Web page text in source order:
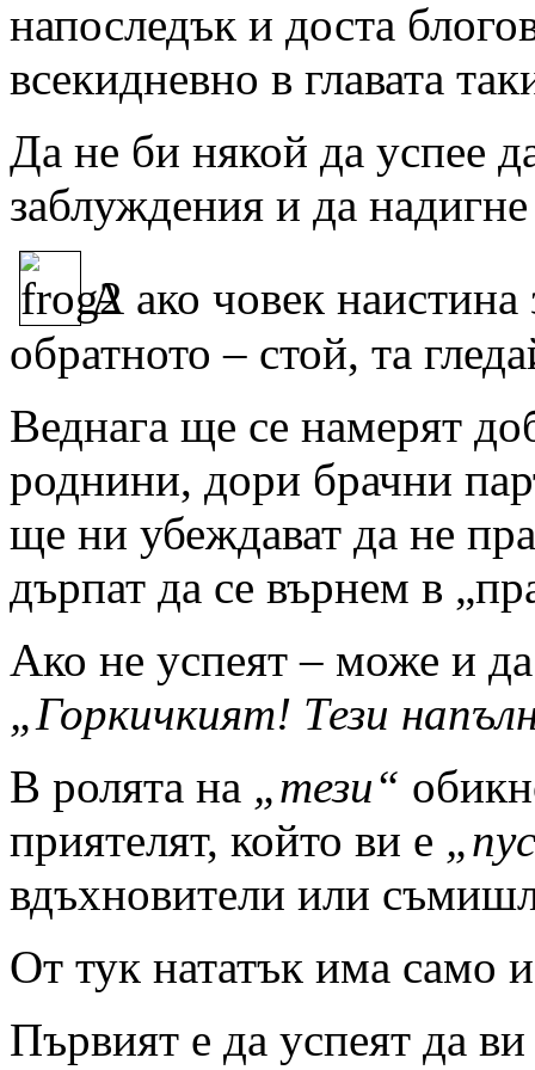
напоследък и доста
всекидневно в главата
Да не би някой да успее
заблуждения и да
А ако човек наистина
обратното – стой, та
Веднага ще се намерят
роднини, дори брачни
ще ни убеждават да не
дърпат да се върнем в
Ако не успеят – може и
„Горкичкият! Тези
В ролята на „тези“
приятелят, който ви е
вдъхновители или
От тук нататък има само
Първият е да успеят да